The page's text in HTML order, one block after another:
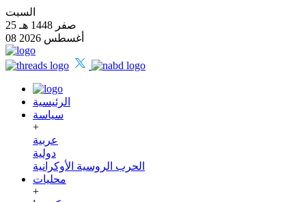
السبت
25 صفر 1448 هـ
08 أغسطس 2026
الرئيسية
سياسة
+
عربية
دولية
الحرب الروسية الأوكرانية
محليات
+